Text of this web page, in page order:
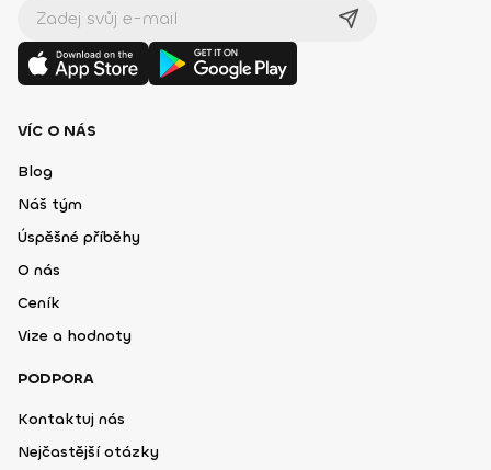
VÍC O NÁS
Blog
Náš tým
Úspěšné příběhy
O nás
Ceník
Vize a hodnoty
PODPORA
Kontaktuj nás
Nejčastější otázky